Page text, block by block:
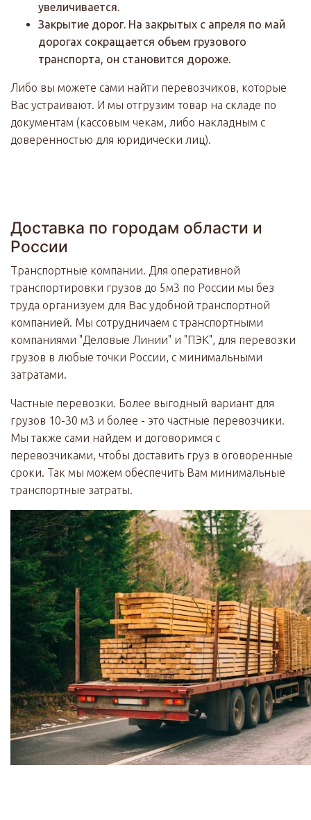
увеличивается.
Закрытие дорог. На закрытых с апреля по май
дорогах сокращается объем грузового
транспорта, он становится дороже.
Либо вы можете сами найти перевозчиков, которые
Вас устраивают. И мы отгрузим товар на складе по
документам (кассовым чекам, либо накладным с
доверенностью для юридически лиц).
Доставка по городам области и
России
Транспортные компании. Для оперативной
транспортировки грузов до 5м3 по России мы без
труда организуем для Вас удобной транспортной
компанией. Мы сотрудничаем с транспортными
компаниями "Деловые Линии" и "ПЭК", для перевозки
грузов в любые точки России, с минимальными
затратами.
Частные перевозки. Более выгодный вариант для
грузов 10-30 м3 и более - это частные перевозчики.
Мы также сами найдем и договоримся с
перевозчиками, чтобы доставить груз в оговоренные
сроки. Так мы можем обеспечить Вам минимальные
транспортные затраты.